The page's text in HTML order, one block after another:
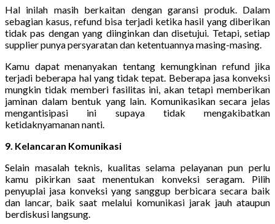
Hal inilah masih berkaitan dengan garansi produk. Dalam
sebagian kasus, refund bisa terjadi ketika hasil yang diberikan
tidak pas dengan yang diinginkan dan disetujui. Tetapi, setiap
supplier punya persyaratan dan ketentuannya masing-masing.
Kamu dapat menanyakan tentang kemungkinan refund jika
terjadi beberapa hal yang tidak tepat. Beberapa jasa konveksi
mungkin tidak memberi fasilitas ini, akan tetapi memberikan
jaminan dalam bentuk yang lain. Komunikasikan secara jelas
mengantisipasi ini supaya tidak mengakibatkan
ketidaknyamanan nanti.
9. Kelancaran Komunikasi
Selain masalah teknis, kualitas selama pelayanan pun perlu
kamu pikirkan saat menentukan konveksi seragam. Pilih
penyuplai jasa konveksi yang sanggup berbicara secara baik
dan lancar, baik saat melalui komunikasi jarak jauh ataupun
berdiskusi langsung.